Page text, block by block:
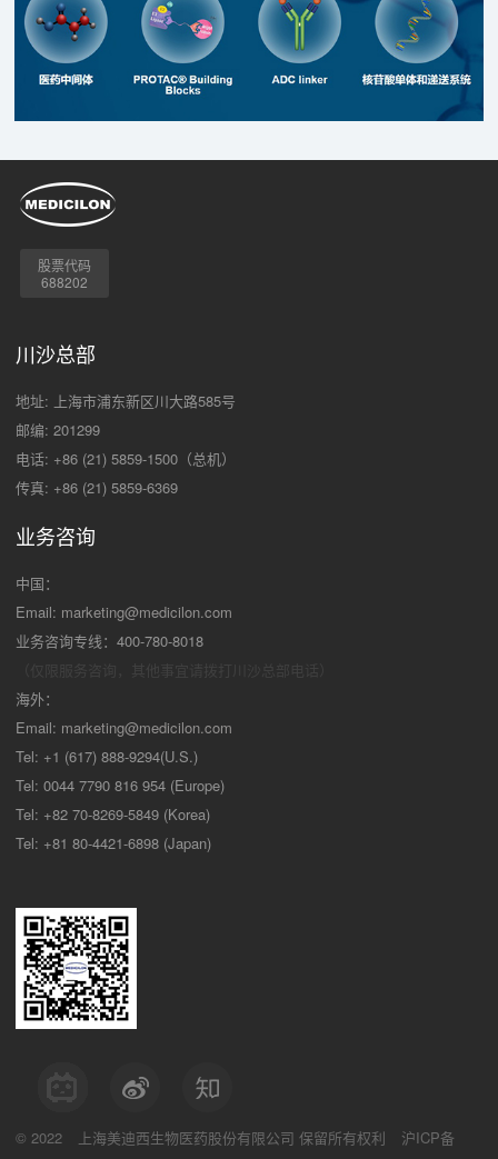
股票代码
688202
川沙总部
地址: 上海市浦东新区川大路585号
邮编: 201299
电话: +86 (21) 5859-1500（总机）
传真: +86 (21) 5859-6369
业务咨询
中国：
Email: marketing@medicilon.com
业务咨询专线：400-780-8018
海外：
Email: marketing@medicilon.com
Tel: +1 (617) 888-9294(U.S.)
Tel: 0044 7790 816 954 (Europe)
Tel: +82 70-8269-5849 (Korea)
Tel: +81 80-4421-6898 (Japan)
© 2022 上海美迪西生物医药股份有限公司 保留所有权利
沪ICP备